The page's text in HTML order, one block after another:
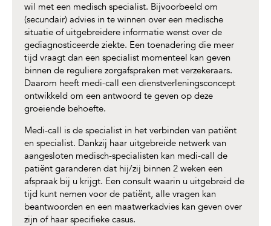
wil met een medisch specialist. Bijvoorbeeld om
(secundair) advies in te winnen over een medische
situatie of uitgebreidere informatie wenst over de
gediagnosticeerde ziekte. Een toenadering die meer
tijd vraagt dan een specialist momenteel kan geven
binnen de reguliere zorgafspraken met verzekeraars.
Daarom heeft medi-call een dienstverleningsconcept
ontwikkeld om een antwoord te geven op deze
groeiende behoefte.
Medi-call is de specialist in het verbinden van patiënt
en specialist. Dankzij haar uitgebreide netwerk van
aangesloten medisch-specialisten kan medi-call de
patiënt garanderen dat hij/zij binnen 2 weken een
afspraak bij u krijgt. Een consult waarin u uitgebreid de
tijd kunt nemen voor de patiënt, alle vragen kan
beantwoorden en een maatwerkadvies kan geven over
zijn of haar specifieke casus.